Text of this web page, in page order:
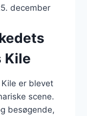
december
Kile
er blevet
scene.
besøgende,